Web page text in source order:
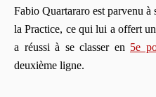
Fabio Quartararo est parvenu à
la Practice, ce qui lui a offert
a réussi à se classer en 5e
deuxième ligne.